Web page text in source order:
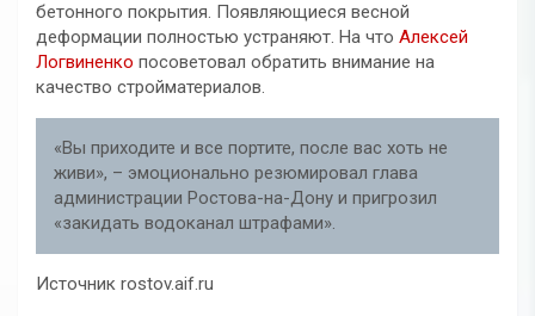
бетонного покрытия. Появляющиеся весной
деформации полностью устраняют. На что Алексей
Логвиненко посоветовал обратить внимание на
качество стройматериалов.
«Вы приходите и все портите, после вас хоть не
живи», – эмоционально резюмировал глава
администрации Ростова-на-Дону и пригрозил
«закидать водоканал штрафами».
Источник rostov.aif.ru